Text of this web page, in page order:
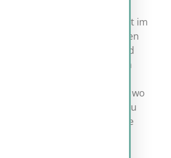
“Indem wir uns auf die
konzentrieren. Es gibt im
sich nur mit den Landkarten
beschäftigen und
Adresse zu welchem
DNS-Server, die
die Telefon-Auskunft, wo
um eine Telefonnummer zu
Nach einer Anfrage
dann wie wir zu der
kommen.”